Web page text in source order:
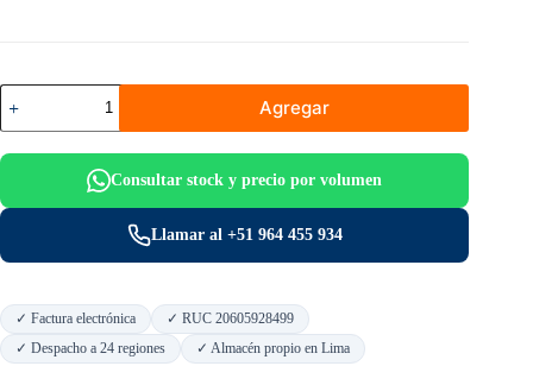
KOLOR
KUT
-
Pasta
de
(Gasohol
cantidad
Agregar
Consultar stock y precio por volumen
Llamar al +51 964 455 934
✓ Factura electrónica
✓ RUC 20605928499
✓ Despacho a 24 regiones
✓ Almacén propio en Lima